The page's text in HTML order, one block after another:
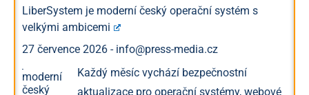
LiberSystem je moderní český operační systém s
velkými ambicemi
27 července 2026 - info@press-media.cz
Každý měsíc vychází bezpečnostní
aktualizace pro operační systémy, webové